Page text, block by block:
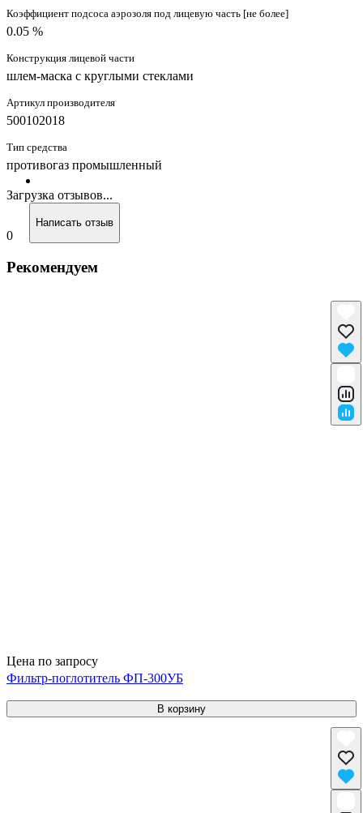
Коэффициент подсоса аэрозоля под лицевую часть [не более]
0.05 %
Конструкция лицевой части
шлем-маска с круглыми стеклами
Артикул производителя
500102018
Тип средства
противогаз промышленный
Загрузка отзывов...
0
Написать отзыв
Рекомендуем
Цена по запросу
Фильтр-поглотитель ФП-300УБ
В корзину